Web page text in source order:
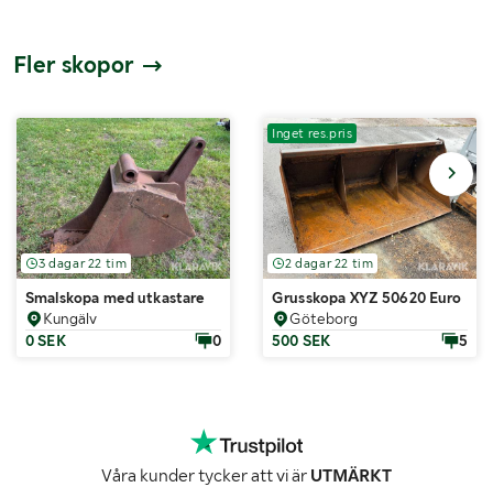
Fler skopor
3 dagar 22 tim
Smalskopa med utkastare
Kungälv
0 SEK
0
Inget res.pris
2 dagar 22 tim
Grusskopa XYZ 50620 Euro
Göteborg
500 SEK
5
Våra kunder tycker att vi är UTMÄRKT